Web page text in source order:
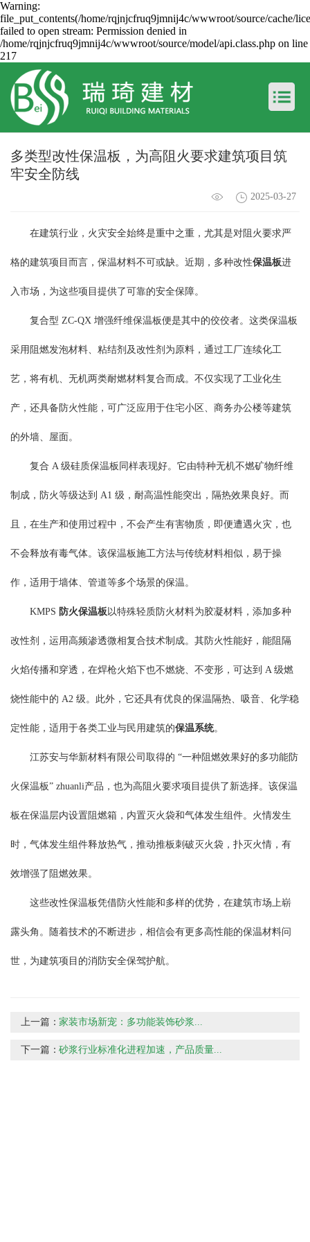
Warning:
file_put_contents(/home/rqjnjcfruq9jmnij4c/wwwroot/source/cache/
failed to open stream: Permission denied in
/home/rqjnjcfruq9jmnij4c/wwwroot/source/model/api.class.php on line
217
多类型改性保温板，为高阻火要求建筑项目筑
牢安全防线
2025-03-27
在建筑行业，火灾安全始终是重中之重，尤其是对阻火要求严
格的建筑项目而言，保温材料不可或缺。近期，多种改性保温板进
入市场，为这些项目提供了可靠的安全保障。
复合型 ZC-QX 增强纤维保温板便是其中的佼佼者。这类保温板
采用阻燃发泡材料、粘结剂及改性剂为原料，通过工厂连续化工
艺，将有机、无机两类耐燃材料复合而成。不仅实现了工业化生
产，还具备防火性能，可广泛应用于住宅小区、商务办公楼等建筑
的外墙、屋面。
复合 A 级硅质保温板同样表现好。它由特种无机不燃矿物纤维
制成，防火等级达到 A1 级，耐高温性能突出，隔热效果良好。而
且，在生产和使用过程中，不会产生有害物质，即便遭遇火灾，也
不会释放有毒气体。该保温板施工方法与传统材料相似，易于操
作，适用于墙体、管道等多个场景的保温。
KMPS 防火保温板 以特殊轻质防火材料为胶凝材料，添加多种
改性剂，运用高频渗透微相复合技术制成。其防火性能好，能阻隔
火焰传播和穿透，在焊枪火焰下也不燃烧、不变形，可达到 A 级燃
烧性能中的 A2 级。此外，它还具有优良的保温隔热、吸音、化学稳
定性能，适用于各类工业与民用建筑的保温系统。
江苏安与华新材料有限公司取得的 “一种阻燃效果好的多功能防
火保温板” zhuanli产品，也为高阻火要求项目提供了新选择。该保温
板在保温层内设置阻燃箱，内置灭火袋和气体发生组件。火情发生
时，气体发生组件释放热气，推动推板刺破灭火袋，扑灭火情，有
效增强了阻燃效果。
这些改性保温板凭借防火性能和多样的优势，在建筑市场上崭
露头角。随着技术的不断进步，相信会有更多高性能的保温材料问
世，为建筑项目的消防安全保驾护航。
上一篇：家装市场新宠：多功能装饰砂浆...
下一篇：砂浆行业标准化进程加速，产品质量...